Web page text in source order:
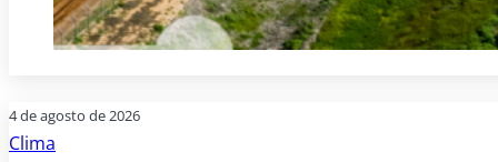
4 de agosto de 2026
Clima